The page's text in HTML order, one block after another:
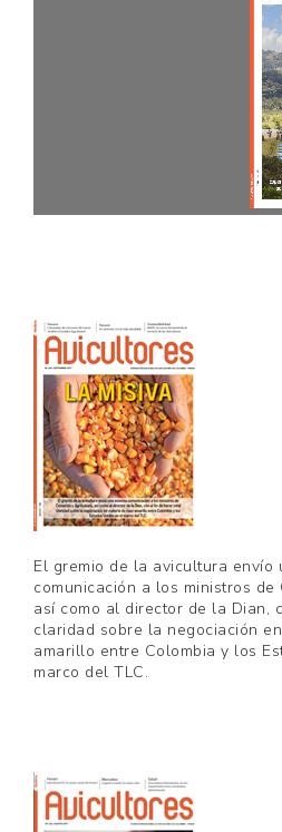
El gremio de la avicultura envío
comunicación a los ministros
así como al director de la Dian,
claridad sobre la negociación
amarillo entre Colombia y los
marco del TLC.